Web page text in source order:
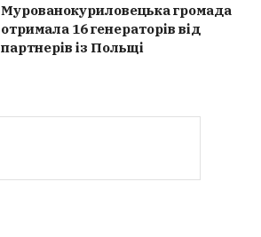
Мурованокуриловецька громада
отримала 16 генераторів від
партнерів із Польщі